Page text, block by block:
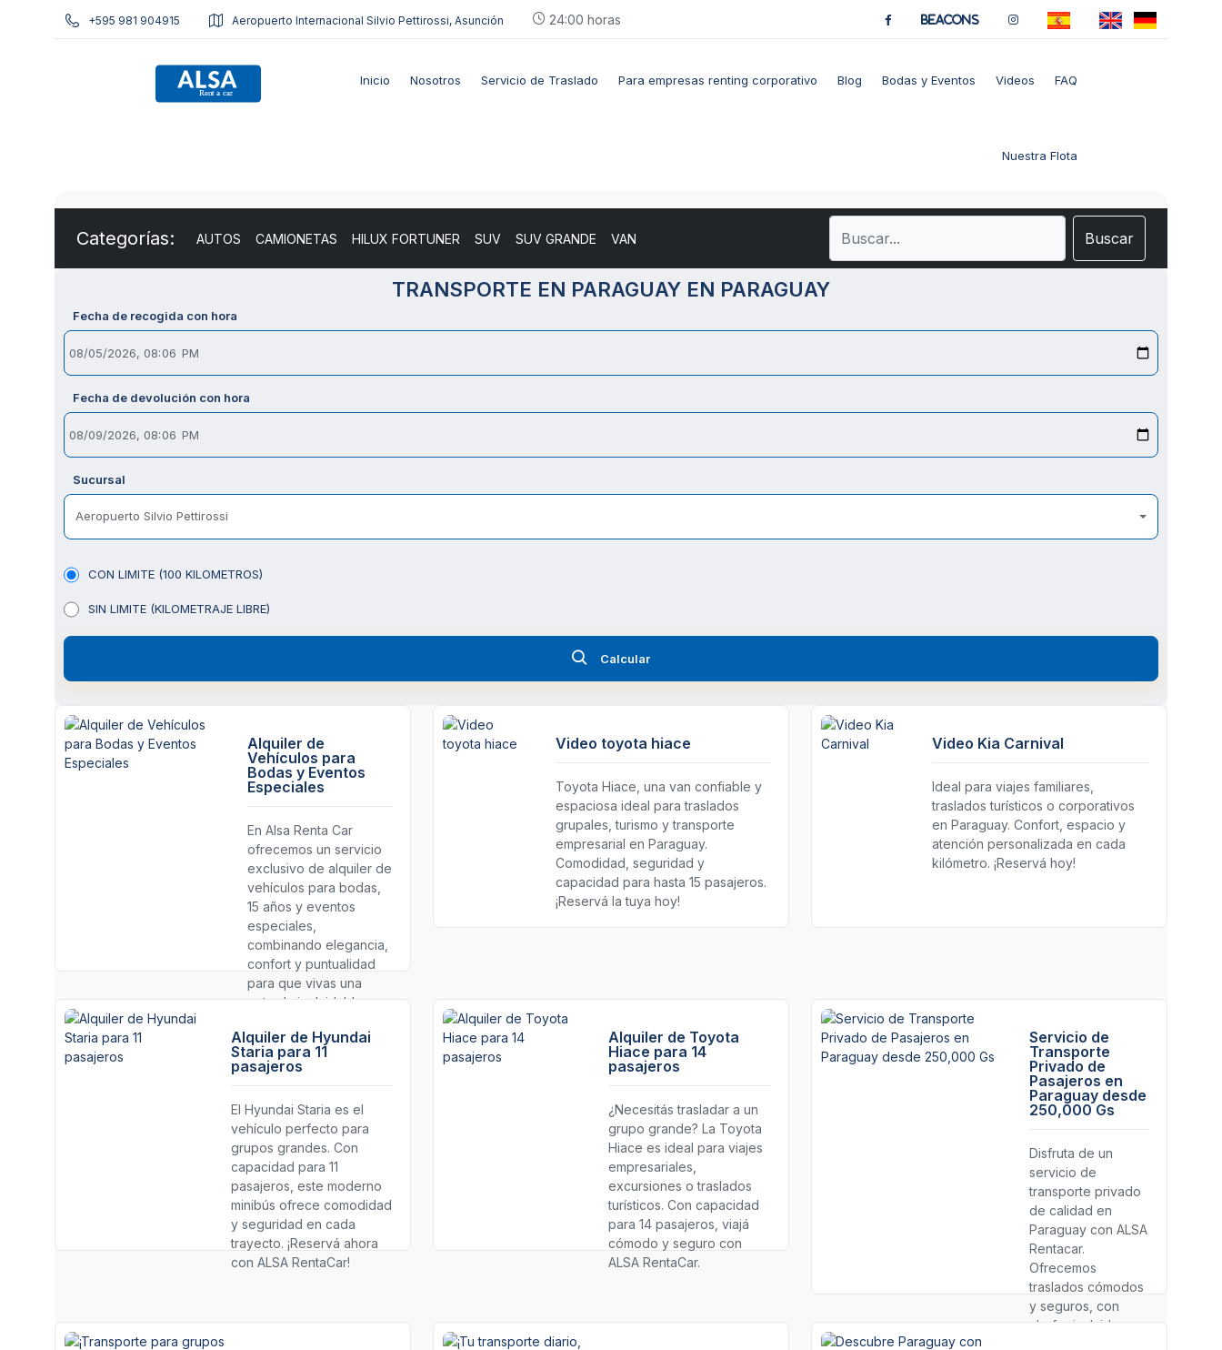
+595 981 904915 Aeropuerto Internacional Silvio Pettirossi, Asunción 24:00 horas BeaCons
Inicio Nosotros Servicio de Traslado Para empresas renting corporativo Blog Bodas y Eventos Videos FAQ
Nuestra Flota
Categorías: AUTOS CAMIONETAS HILUX FORTUNER SUV SUV GRANDE VAN Buscar
TRANSPORTE EN PARAGUAY EN PARAGUAY
Fecha de recogida con hora
Fecha de devolución con hora
Sucursal
Aeropuerto Silvio Pettirossi
CON LIMITE (100 KILOMETROS)
SIN LIMITE (KILOMETRAJE LIBRE)
Calcular
Alquiler de
Vehículos para
Bodas y Eventos
Especiales
En Alsa Renta Car
ofrecemos un servicio
exclusivo de alquiler de
vehículos para bodas,
15 años y eventos
especiales,
combinando elegancia,
confort y puntualidad
para que vivas una
entrada inolvidable.
Video toyota hiace
Toyota Hiace, una van confiable y
espaciosa ideal para traslados
grupales, turismo y transporte
empresarial en Paraguay.
Comodidad, seguridad y
capacidad para hasta 15 pasajeros.
¡Reservá la tuya hoy!
Video Kia Carnival
Ideal para viajes familiares,
traslados turísticos o corporativos
en Paraguay. Confort, espacio y
atención personalizada en cada
kilómetro. ¡Reservá hoy!
Alquiler de Hyundai
Staria para 11
pasajeros
El Hyundai Staria es el
vehículo perfecto para
grupos grandes. Con
capacidad para 11
pasajeros, este moderno
minibús ofrece comodidad
y seguridad en cada
trayecto. ¡Reservá ahora
con ALSA RentaCar!
Alquiler de Toyota
Hiace para 14
pasajeros
¿Necesitás trasladar a un
grupo grande? La Toyota
Hiace es ideal para viajes
empresariales,
excursiones o traslados
turísticos. Con capacidad
para 14 pasajeros, viajá
cómodo y seguro con
ALSA RentaCar.
Servicio de
Transporte
Privado de
Pasajeros en
Paraguay desde
250,000 Gs
Disfruta de un
servicio de
transporte privado
de calidad en
Paraguay con ALSA
Rentacar.
Ofrecemos
traslados cómodos
y seguros, con
chofer incluido,